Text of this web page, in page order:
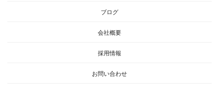
ブログ
会社概要
採用情報
お問い合わせ